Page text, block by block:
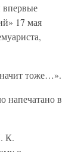
17 мая
тоже…».
напечатано в
К.